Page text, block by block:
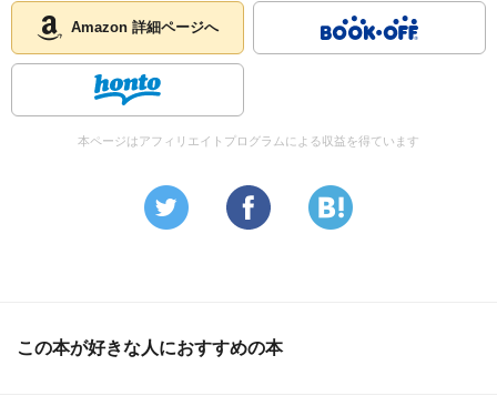
Amazon 詳細ページへ
本ページはアフィリエイトプログラムによる収益を得ています
この本が好きな人におすすめの本